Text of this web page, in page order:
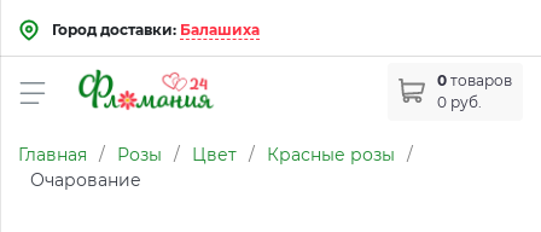
Город доставки: Балашиха
0 товаров
0 руб.
Главная / Розы / Цвет / Красные розы
/
Очарование